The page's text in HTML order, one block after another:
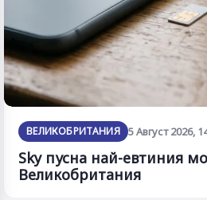
ВЕЛИКОБРИТАНИЯ 5 Август 2026,
Sky пусна най-евтиния
Великобритания